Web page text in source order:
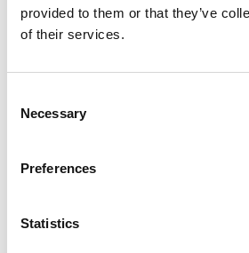
provided to them or that they’ve
of their services.
Selection
Necessary
Preferences
Statistics